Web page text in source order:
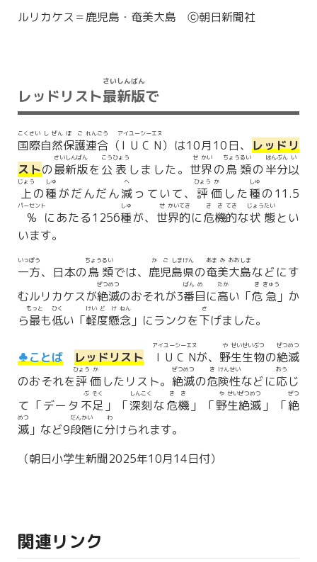
ルリカケス＝鹿児島・奄美大島 ⓒ朝日新聞社
レッドリスト最
さい
新
しん
版
ばん
で
国
こく
際
さい
自
し
然
ぜん
保
ほ
護
ご
連
れん
合
ごう
（ I
アイ
U
ユー
C
シー
N
エヌ
）は10月10日、 レッドリ
ストの最
さい
新
しん
版
ばん
を 公
こう
表
ひょう
しました。 世
せ
界
かい
の鳥
ちょう
類
るい
の半
はん
分
ぶん
以
い
上
じょう
の種
しゅ
がだんだん減
へ
っていて、 評
ひょう
価
か
した種
しゅ
の11.5
%
パーセント
にあたる1256種
しゅ
が、 世
せ
界
かい
的
てき
に危
き
機
き
的
てき
な状
じょう
態
たい
とい
います。
一
いっ
方
ぽう
、日本の鳥
ちょう
類
るい
では、 鹿
か
児
ご
島
しま
県
けん
の奄
あま
美
み
大
おお
島
しま
などにす
むルリカケスが絶
ぜつ
滅
めつ
のおそれが3番
ばん
目
め
に高
たか
い「危
き
急
きゅう
」か
ら最
もっと
も低
ひく
い「軽
けい
度
ど
懸
け
念
ねん
」にランクを下
さ
げました。
♣ことば レッドリスト I
アイ
U
ユー
C
シー
N
エヌ
が、 野
や
生
せい
生
せい
物
ぶつ
の絶
ぜつ
滅
めつ
のおそれを評
ひょう
価
か
したリスト。 絶
ぜつ
滅
めつ
の危
き
険
けん
性
せい
などに応
おう
じ
て「データ 不
ぶ
足
そく
」「深
しん
刻
こく
な危
き
機
き
」「野
や
生
せい
絶
ぜつ
滅
めつ
」「絶
ぜつ
滅
めつ
」など9段
だん
階
かい
に分
わ
けられます。
（朝日小学生新聞2025年10月14日付）
関連リンク